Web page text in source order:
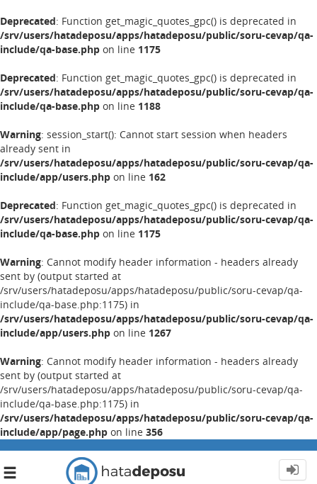
Deprecated: Function get_magic_quotes_gpc() is deprecated in
/srv/users/hatadeposu/apps/hatadeposu/public/soru-cevap/qa-
include/qa-base.php on line 1175
Deprecated: Function get_magic_quotes_gpc() is deprecated in
/srv/users/hatadeposu/apps/hatadeposu/public/soru-cevap/qa-
include/qa-base.php on line 1188
Warning: session_start(): Cannot start session when headers
already sent in
/srv/users/hatadeposu/apps/hatadeposu/public/soru-cevap/qa-
include/app/users.php on line 162
Deprecated: Function get_magic_quotes_gpc() is deprecated in
/srv/users/hatadeposu/apps/hatadeposu/public/soru-cevap/qa-
include/qa-base.php on line 1175
Warning: Cannot modify header information - headers already
sent by (output started at
/srv/users/hatadeposu/apps/hatadeposu/public/soru-cevap/qa-
include/qa-base.php:1175) in
/srv/users/hatadeposu/apps/hatadeposu/public/soru-cevap/qa-
include/app/users.php on line 1267
Warning: Cannot modify header information - headers already
sent by (output started at
/srv/users/hatadeposu/apps/hatadeposu/public/soru-cevap/qa-
include/qa-base.php:1175) in
/srv/users/hatadeposu/apps/hatadeposu/public/soru-cevap/qa-
include/app/page.php on line 356
Toggle